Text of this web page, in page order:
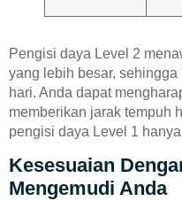
Pengisi daya Level 2
yang lebih besar,
hari. Anda dapat
memberikan jarak tempuh
pengisi daya Level 1
Kesesuaian
Mengemudi Anda